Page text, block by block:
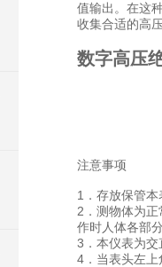
值输出。在这
收集合适的高
数字高压
注意事项
1．存放保管
2．测物体为
作时人体各部
3．本仪表为
4．当表头左